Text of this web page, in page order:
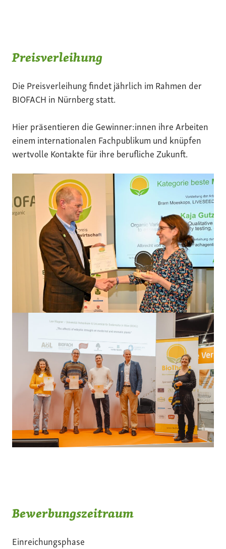
Preisverleihung
Die Preisverleihung findet jährlich im Rahmen der
BIOFACH in Nürnberg statt.
Hier präsentieren die Gewinner:innen ihre Arbeiten
einem internationalen Fachpublikum und knüpfen
wertvolle Kontakte für ihre berufliche Zukunft.
Bewerbungszeitraum
Einreichungsphase